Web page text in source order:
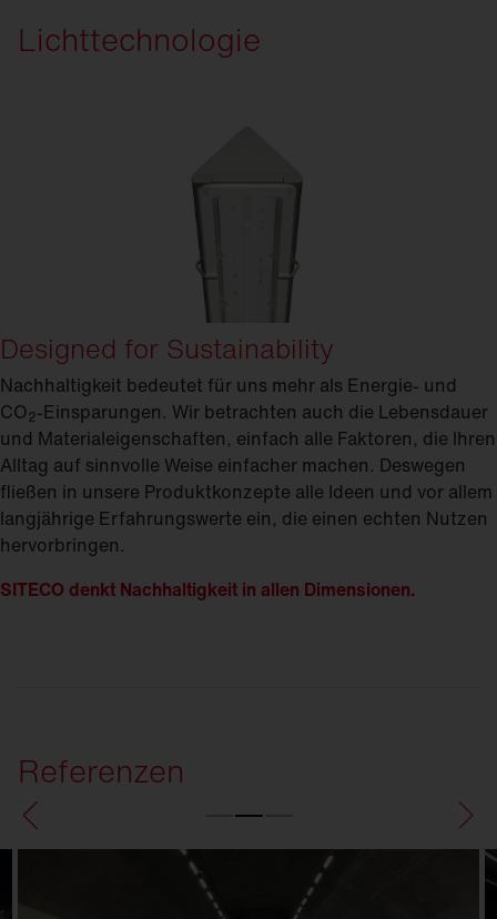
Lichttechnologie
Designed for Sustainability
Nachhaltigkeit bedeutet für uns mehr als Energie- und
CO2-Einsparungen. Wir betrachten auch die Lebensdauer
und Materialeigenschaften, einfach alle Faktoren, die Ihren
Alltag auf sinnvolle Weise einfacher machen. Deswegen
fließen in unsere Produktkonzepte alle Ideen und vor allem
langjährige Erfahrungswerte ein, die einen echten Nutzen
hervorbringen.
SITECO denkt Nachhaltigkeit in allen Dimensionen.
Referenzen